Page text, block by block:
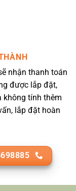
nhận thanh toán
được lắp đặt,
không tính thêm
lắp đặt hoàn